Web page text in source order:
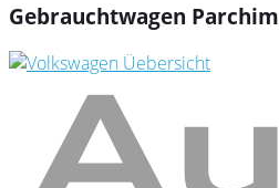
Gebrauchtwagen Parchim